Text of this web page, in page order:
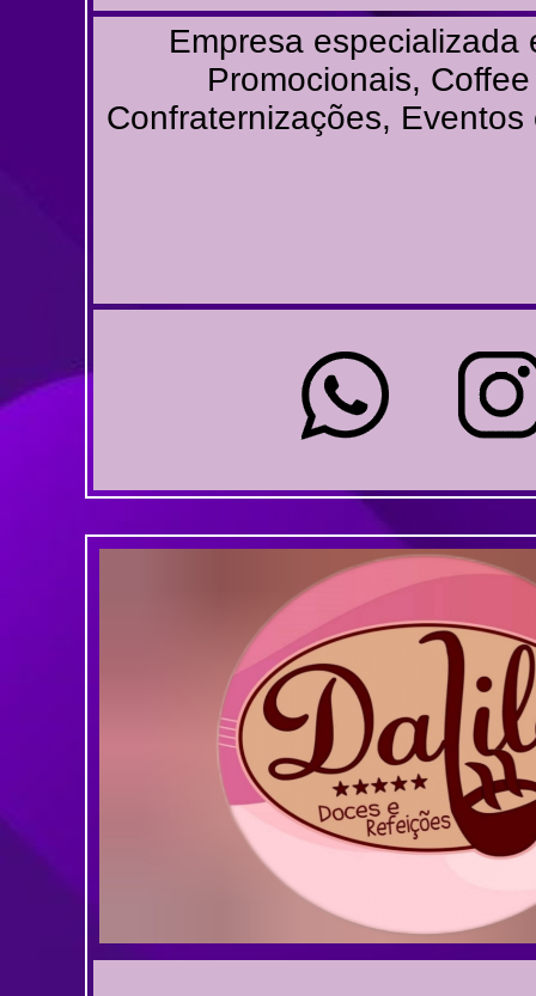
Empresa especializada
Promocionais,
Confraternizações, Eventos